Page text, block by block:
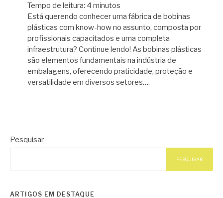
Tempo de leitura: 4 minutos
Está querendo conhecer uma fábrica de bobinas
plásticas com know-how no assunto, composta por
profissionais capacitados e uma completa
infraestrutura? Continue lendo! As bobinas plásticas
são elementos fundamentais na indústria de
embalagens, oferecendo praticidade, proteção e
versatilidade em diversos setores….
Pesquisar
PESQUISAR
ARTIGOS EM DESTAQUE